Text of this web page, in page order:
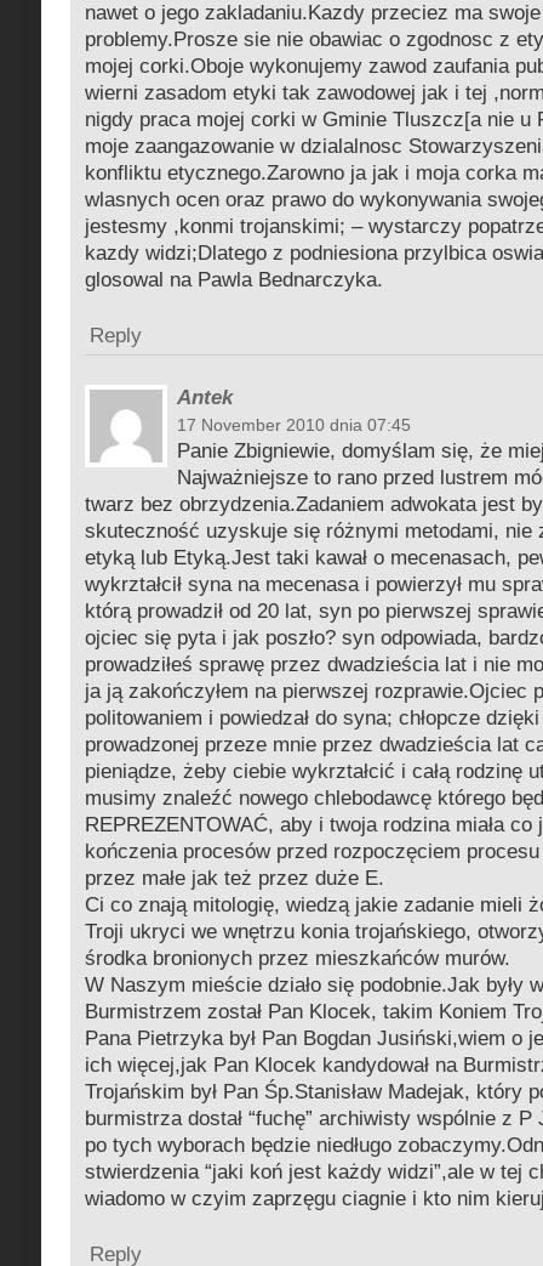
nawet o jego zakladaniu.Kazdy przeciez ma
problemy.Prosze sie nie obawiac o zgodnosc z
mojej corki.Oboje wykonujemy zawod zaufania
wierni zasadom etyki tak zawodowej jak i tej
nigdy praca mojej corki w Gminie Tluszcz[a nie u
moje zaangazowanie w dzialalnosc
konfliktu etycznego.Zarowno ja jak i moja corka
wlasnych ocen oraz prawo do wykonywania
jestesmy ,konmi trojanskimi; – wystarczy
kazdy widzi;Dlatego z podniesiona przylbica
glosowal na Pawla Bednarczyka.
Reply
Antek
17 November 2010 dnia 07:45
Panie Zbigniewie, domyślam się, że
Najważniejsze to rano przed lustrem
twarz bez obrzydzenia.Zadaniem adwokata jest
skuteczność uzyskuje się różnymi metodami, nie
etyką lub Etyką.Jest taki kawał o mecenasach,
wykrztałcił syna na mecenasa i powierzył mu
którą prowadził od 20 lat, syn po pierwszej
ojciec się pyta i jak poszło? syn odpowiada,
prowadziłeś sprawę przez dwadzieścia lat i nie
ja ją zakończyłem na pierwszej rozprawie.Ojciec
politowaniem i powiedzał do syna; chłopcze
prowadzonej przeze mnie przez dwadzieścia lat
pieniądze, żeby ciebie wykrztałcić i całą rodzinę
musimy znaleźć nowego chlebodawcę którego
REPREZENTOWAĆ, aby i twoja rodzina miała
kończenia procesów przed rozpoczęciem
przez małe jak też przez duże E.
Ci co znają mitologię, wiedzą jakie zadanie mieli
Troji ukryci we wnętrzu konia trojańskiego,
środka bronionych przez mieszkańców murów.
W Naszym mieście działo się podobnie.Jak były
Burmistrzem został Pan Klocek, takim Koniem
Pana Pietrzyka był Pan Bogdan Jusiński,wiem o
ich więcej,jak Pan Klocek kandydował na
Trojańskim był Pan Śp.Stanisław Madejak, który
burmistrza dostał “fuchę” archiwisty wspólnie z
po tych wyborach będzie niedługo
stwierdzenia “jaki koń jest każdy widzi”,ale w tej
wiadomo w czyim zaprzęgu ciagnie i kto nim
Reply